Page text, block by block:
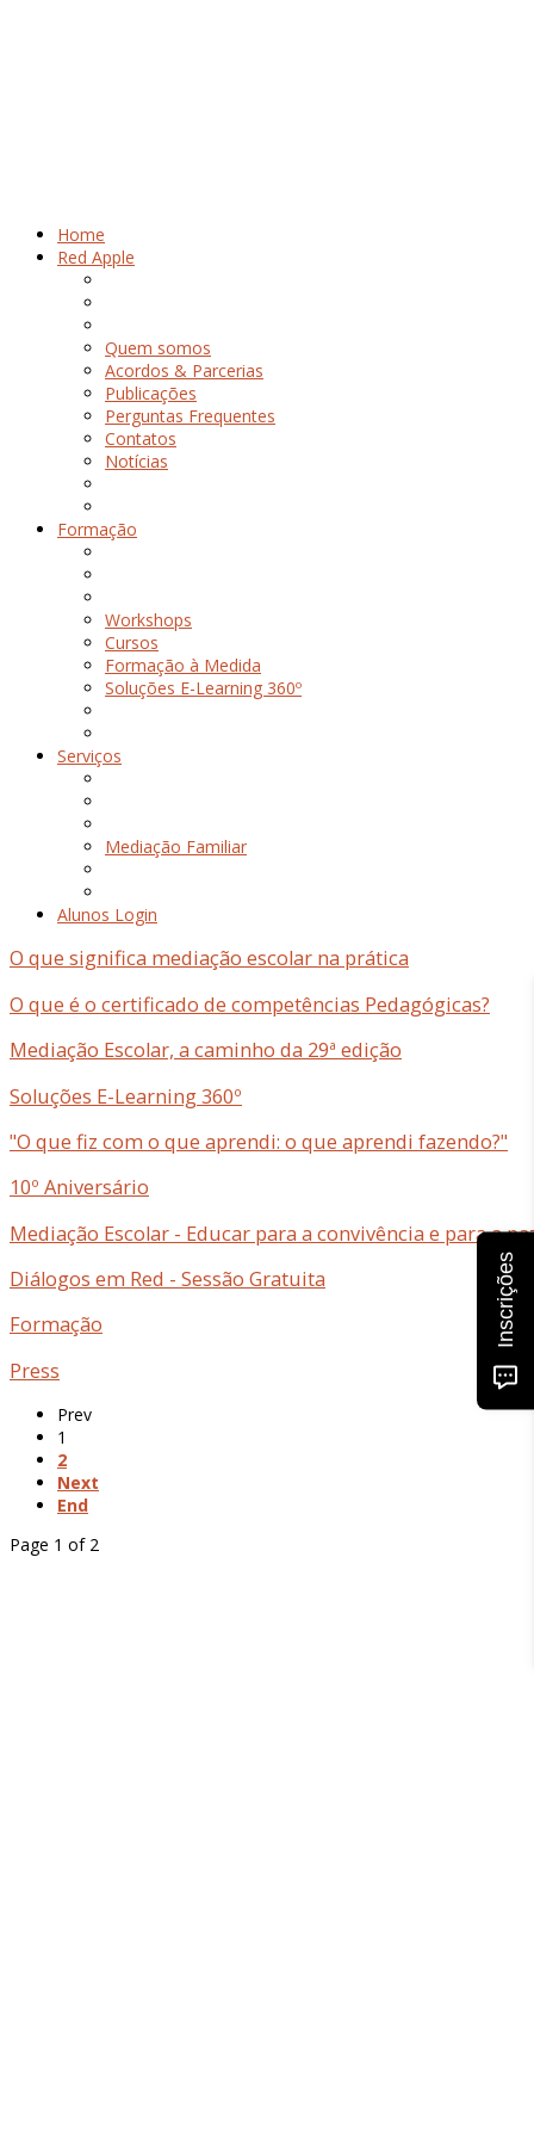
Home
Red Apple
Quem somos
Acordos & Parcerias
Publicações
Perguntas Frequentes
Contatos
Notícias
Formação
Workshops
Cursos
Formação à Medida
Soluções E-Learning 360º
Serviços
Mediação Familiar
Alunos Login
O que significa mediação escolar na prática
O que é o certificado de competências Pedagógicas?
Mediação Escolar, a caminho da 29ª edição
Soluções E-Learning 360º
"O que fiz com o que aprendi: o que aprendi fazendo?"
10º Aniversário
Mediação Escolar - Educar para a convivência e para a
Diálogos em Red - Sessão Gratuita
Formação
Press
Prev
1
2
Next
End
Page 1 of 2
Inscrições